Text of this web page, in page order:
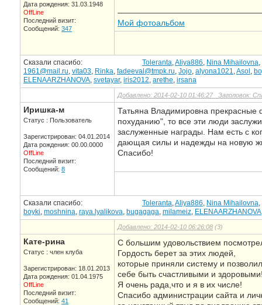
Дата рождения: 31.03.1948
OffLine
Последний визит:
Сообщений: 347
Мой фотоальбом
Сказали спасибо: Toleranta,Aliya886, Nina Mihailovna,
1961@mail.ru, vita03, Rinka, fadeeval@tmpk.ru, Jojo, alyona1021,Asol ,
ELENAARZHANOVA, svetayar, iris2012, arethe, irsana
Добавлено: 2014-02-10 01:46:27 Заголовок:
Иришка-м
Статус : Пользователь
Зарегистрирован: 04.01.2014
Дата рождения: 00.00.0000
OffLine
Последний визит:
Сообщений: 8
Татьяна Владимировна
похуданию", то все эти люди
заслуженные награды. Нам есть с
дающая силы и надежды на новую
Спасибо!
Сказали спасибо: Toleranta,Aliya886, Nina Mihailovna,
boyki, moshnina, raya.lyalikova, bugagaga, milameiz, ELENAARZHANOVA
Добавлено: 2014-02-10 06:26:08 (3)
Кате-рина
Статус : член клуба
Зарегистрирован: 18.01.2013
Дата рождения: 01.04.1975
OffLine
Последний визит:
Сообщений: 41
С большим удовольствием
Гордость берет за этих людей,
которые приняли систему и
себе быть счастливыми и
Я очень рада,что и я в их числе!
Спасибо администрации сайта и